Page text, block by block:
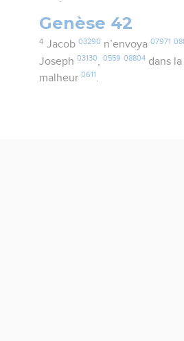
Genèse 42
4 Jacob 03290 n’envoya 07971
Joseph03130 ,0559 08804 dans
malheur0611 .